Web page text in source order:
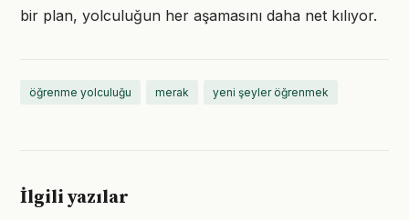
bir plan, yolculuğun her aşamasını daha net kılıyor.
öğrenme yolculuğu merak yeni şeyler öğrenmek
İlgili yazılar